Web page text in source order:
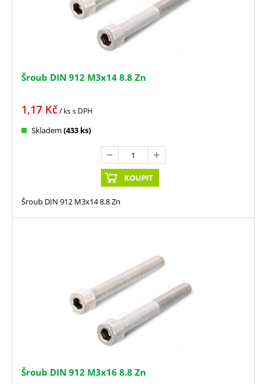
Šroub DIN 912 M3x14 8.8 Zn
1,17 Kč/ kss DPH
Skladem (433 ks)
KOUPIT
Šroub DIN 912 M3x14 8.8 Zn
Šroub DIN 912 M3x16 8.8 Zn